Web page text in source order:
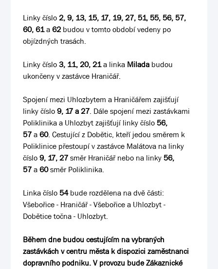
Linky číslo2, 9, 13, 15, 17, 19, 27, 51, 55, 56, 57,
60, 61a62 budou v tomto období vedeny po
objízdných trasách.
Linky číslo3, 11, 20, 21a linka Milada budou
ukončeny v zastávce Hraničář.
Spojení mezi Uhlozbytem a Hraničářem zajišťují
linky číslo9, 17 a 27. Dále spojení mezi zastávkami
Poliklinika a Uhlozbyt zajišťují linky číslo56,
57a60. Cestující z Dobětic, kteří jedou směrem k
Poliklinice přestoupí v zastávce Malátova na linky
číslo9, 17, 27směr Hraničář nebo na linky56,
57a60směr Poliklinika.
Linka číslo54bude rozdělena na dvě části:
Všebořice - Hraničář - Všebořice a Uhlozbyt -
Dobětice točna - Uhlozbyt.
Během dne budou cestujícím na vybraných
zastávkách v centru města k dispozici zaměstnanci
dopravního podniku. V provozu bude Zákaznické